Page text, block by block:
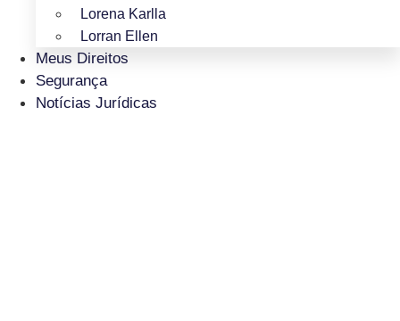
Lorena Karlla
Lorran Ellen
Meus Direitos
Segurança
Notícias Jurídicas